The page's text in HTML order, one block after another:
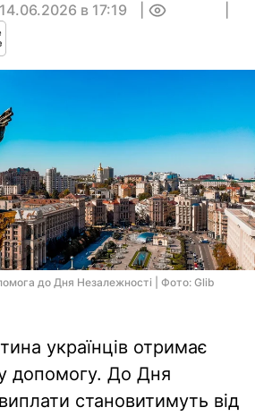
14.06.2026 в 17:19
до Дня Незалежності | Фото: Glib
українців отримає
допомогу. До Дня
становитимуть від